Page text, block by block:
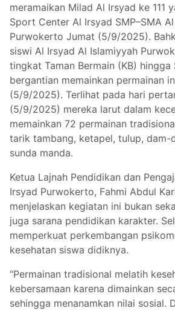
meramaikan Milad Al Irsyad ke 111
Sport Center Al Irsyad SMP–SMA
Purwokerto Jumat (5/9/2025).
siswi Al Irsyad Al Islamiyyah
tingkat Taman Bermain (KB) hingga
bergantian memainkan permainan
(5/9/2025). Terlihat pada hari
(5/9/2025) mereka larut dalam
memainkan 72 permainan
tarik tambang, ketapel, tulup, dam-
sunda manda.
Ketua Lajnah Pendidikan dan
Irsyad Purwokerto, Fahmi Abdul
menjelaskan kegiatan ini bukan
juga sarana pendidikan karakter.
memperkuat perkembangan
kesehatan siswa didiknya.
“Permainan tradisional melatih
kebersamaan karena dimainkan
sehingga menanamkan nilai sosial.